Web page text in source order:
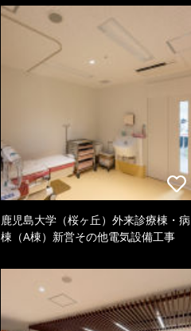
鹿児島大学（桜ヶ丘）外来診療棟・病
棟（A棟）新営その他電気設備工事